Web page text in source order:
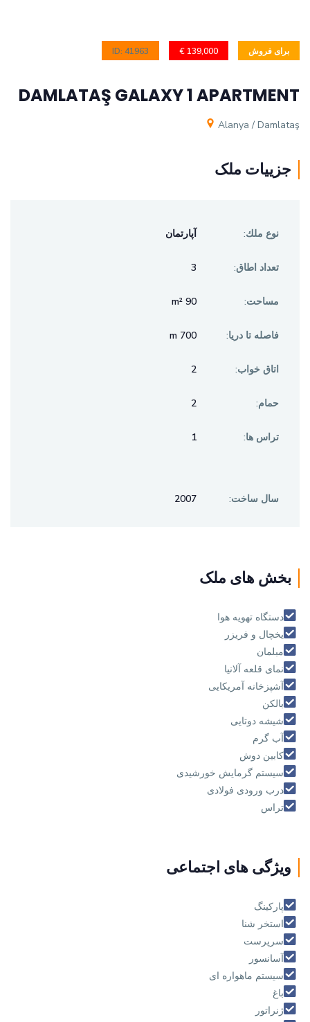
برای فروش 139,000 €
ID: 41963
DAMLATAŞ GALAXY 1 APARTMENT
Alanya / Damlataş
جزيیات ملک
نوع ملك: آپارتمان
تعداد اطاق: 3
مساحت: 90 m²
فاصله تا دريا: 700 m
اتاق خواب: 2
حمام: 2
تراس ها: 1
سال ساخت: 2007
بخش های ملک
دستگاه تهويه هوا
يخچال و فريزر
مبلمان
نمای قلعه آلانیا
آشپزخانه آمریکایی
بالکن
شیشه دوتایی
آب گرم
کابین دوش
سیستم گرمایش خورشیدی
درب ورودی فولادی
تراس
ویژگی های اجتماعی
پارکینگ
استخر شنا
سرپرست
آسانسور
سیستم ماهواره ای
باغ
ژنراتور